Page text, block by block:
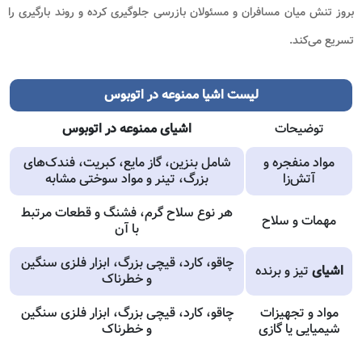
بروز تنش میان مسافران و مسئولان بازرسی جلوگیری کرده و روند بارگیری را
تسریع می‌کند.
لیست اشیا ممنوعه در اتوبوس
توضیحات
اشیای ممنوعه در اتوبوس
مواد منفجره و
آتش‌زا
شامل بنزین، گاز مایع، کبریت، فندک‌های
بزرگ، تینر و مواد سوختی مشابه
مهمات و سلاح
هر نوع سلاح گرم، فشنگ و قطعات مرتبط
با آن
اشیای تیز و برنده
چاقو، کارد، قیچی بزرگ، ابزار فلزی سنگین
و خطرناک
مواد و تجهیزات
شیمیایی یا گازی
چاقو، کارد، قیچی بزرگ، ابزار فلزی سنگین
و خطرناک